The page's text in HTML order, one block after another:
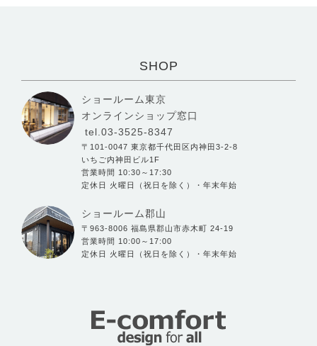
SHOP
ショールーム東京
オンラインショップ窓口
tel.03-3525-8347
〒101-0047 東京都千代田区内神田3-2-8
いちご内神田ビル1F
営業時間 10:30～17:30
定休日 火曜日（祝日を除く）・年末年始
ショールーム郡山
〒963-8006 福島県郡山市赤木町 24-19
営業時間 10:00～17:00
定休日 火曜日（祝日を除く）・年末年始